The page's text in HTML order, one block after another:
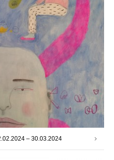
– 30.03.2024